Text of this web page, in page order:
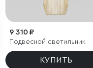
9 310 ₽
Подвесной светильник
КУПИТЬ